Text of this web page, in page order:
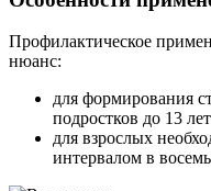
Профилактическое
нюанс:
для формирования
подростков до 13
для взрослых
интервалом в